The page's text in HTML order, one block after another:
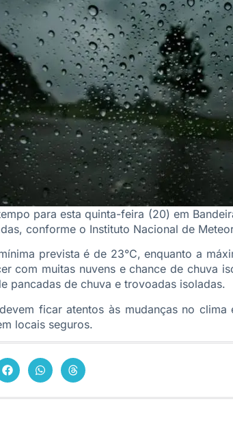
para esta quinta-feira (20) em
conforme o Instituto Nacional de
prevista é de 23°C, enquanto a
com muitas nuvens e chance de chuva
pancadas de chuva e trovoadas isoladas.
ficar atentos às mudanças no
locais seguros.